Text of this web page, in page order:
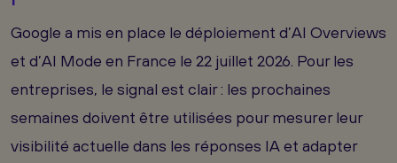
Google a mis en place le déploiement d’AI Overviews
et d’AI Mode en France le 22 juillet 2026. Pour les
entreprises, le signal est clair : les prochaines
semaines doivent être utilisées pour mesurer leur
visibilité actuelle dans les réponses IA et adapter